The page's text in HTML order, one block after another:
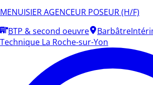
MENUISIER AGENCEUR POSEUR (H/F)
BTP & second oeuvre
Barbâtre
Technique La Roche-sur-Yon